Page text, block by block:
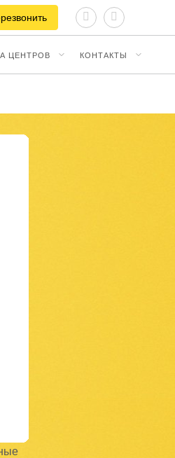
ЦЕНТРОВ КОНТАКТЫ